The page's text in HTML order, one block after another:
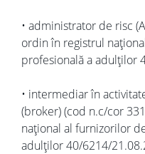
• administrator de risc
ordin în registrul
profesională a adulților
• intermediar în
(broker) (cod n.c/cor
național al furnizorilor
adulților 40/6214/